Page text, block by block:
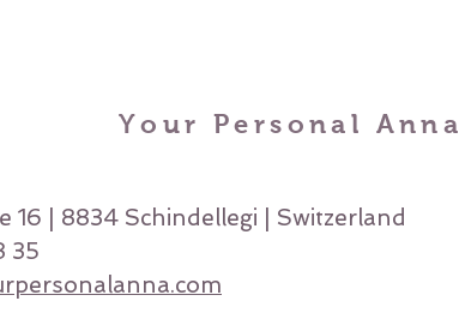
Your Personal Anna
16 | 8834 Schindellegi | Switzerland
35